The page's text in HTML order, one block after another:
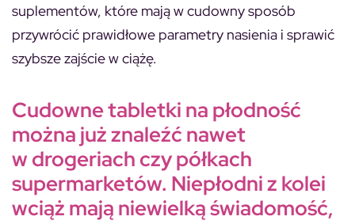
suplementów, które mają w cudowny sposób
przywrócić prawidłowe parametry nasienia i sprawić
szybsze zajście w ciążę.
Cudowne tabletki na płodność
można już znaleźć nawet
w drogeriach czy półkach
supermarketów. Niepłodni z kolei
wciąż mają niewielką świadomość,